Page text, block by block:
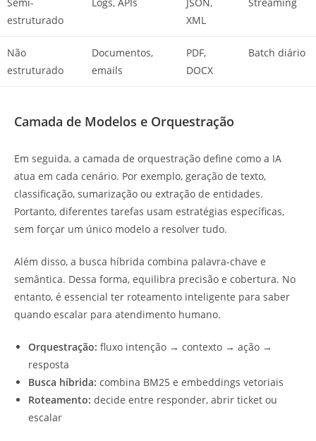
estruturado
XML
Não
estruturado
Documentos,
emails
PDF,
DOCX
Batch diário
Camada de Modelos e Orquestração
Em seguida, a camada de orquestração define como a IA
atua em cada cenário. Por exemplo, geração de texto,
classificação, sumarização ou extração de entidades.
Portanto, diferentes tarefas usam estratégias específicas,
sem forçar um único modelo a resolver tudo.
Além disso, a busca híbrida combina palavra-chave e
semântica. Dessa forma, equilibra precisão e cobertura. No
entanto, é essencial ter roteamento inteligente para saber
quando escalar para atendimento humano.
Orquestração: fluxo intenção → contexto → ação →
resposta
Busca híbrida: combina BM25 e embeddings vetoriais
Roteamento: decide entre responder, abrir ticket ou
escalar